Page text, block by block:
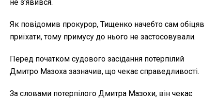
не з'явився.
Як повідомив прокурор, Тищенко начебто сам обіцяв
приїхати, тому примусу до нього не застосовували.
Перед початком судового засідання потерпілий
Дмитро Мазоха зазначив, що чекає справедливості.
За словами потерпілого Дмитра Мазохи, він чекає